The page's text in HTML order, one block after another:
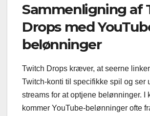
Sammenligning af
Drops med
belønninger
Twitch Drops kræver, at seerne
Twitch-konti til specifikke spil og ser
streams for at optjene belønninger. I
kommer YouTube-belønninger ofte